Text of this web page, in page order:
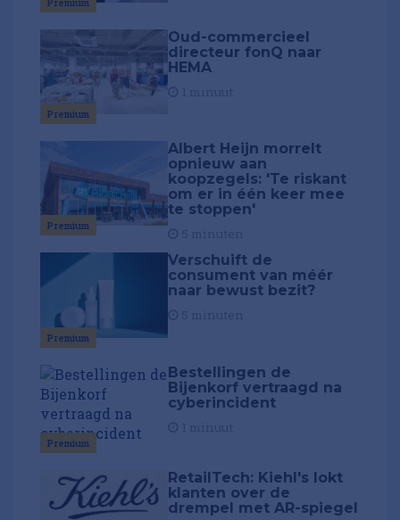
Premium
Oud-commercieel
directeur fonQ naar
HEMA
Premium
Albert Heijn morrelt
opnieuw aan
koopzegels: 'Te riskant
om er in één keer mee
te stoppen'
Premium
Verschuift de
consument van méér
naar bewust bezit?
Premium
Bestellingen de
Bijenkorf vertraagd na
cyberincident
RetailTech: Kiehl's lokt
klanten over de
drempel met AR-spiegel